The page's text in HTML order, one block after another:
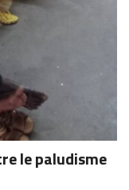
le paludisme